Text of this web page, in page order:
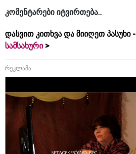
კომენტარები იტვირთება
დასვით კითხვა და მიიღეთ პასუხი -
სამსახური
რეკლამა